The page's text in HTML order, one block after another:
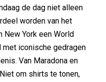
de dag niet alleen
worden van het
New York een World
iconische gedragen
Van Maradona en
om shirts te tonen,